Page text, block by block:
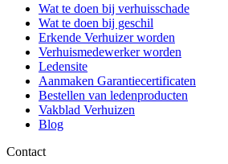
Wat te doen bij verhuisschade
Wat te doen bij geschil
Erkende Verhuizer worden
Verhuismedewerker worden
Ledensite
Aanmaken Garantiecertificaten
Bestellen van ledenproducten
Vakblad Verhuizen
Blog
Contact